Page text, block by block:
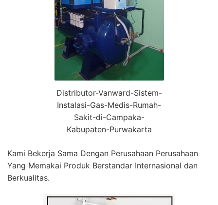
Distributor-Vanward-Sistem-
Instalasi-Gas-Medis-Rumah-
Sakit-di-Campaka-
Kabupaten-Purwakarta
Kami Bekerja Sama Dengan Perusahaan Perusahaan
Yang Memakai Produk Berstandar Internasional dan
Berkualitas.